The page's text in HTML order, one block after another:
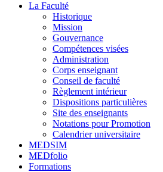
La Faculté
Historique
Mission
Gouvernance
Compétences visées
Administration
Corps enseignant
Conseil de faculté
Règlement intérieur
Dispositions particulières
Site des enseignants
Notations pour Promotion
Calendrier universitaire
MEDSIM
MEDfolio
Formations